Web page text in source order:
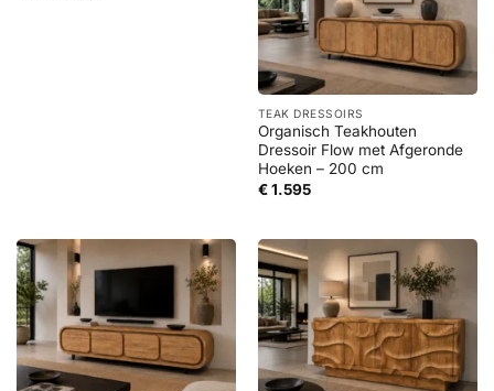
TEAK DRESSOIRS
Organisch Teakhouten
Dressoir Flow met Afgeronde
Hoeken – 200 cm
€1.595